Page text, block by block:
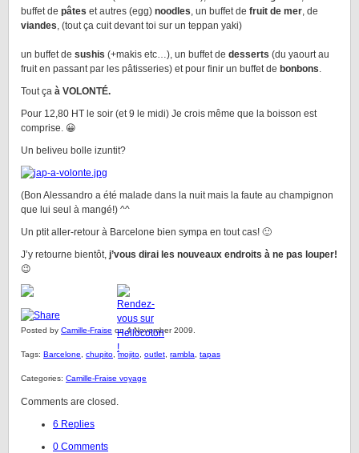
buffet de pâtes et autres (egg) noodles, un buffet de fruit de mer, de
viandes, (tout ça cuit devant toi sur un teppan yaki)
un buffet de sushis (+makis etc…), un buffet de desserts (du yaourt au
fruit en passant par les pâtisseries) et pour finir un buffet de bonbons.
Tout ça à VOLONTÉ.
Pour 12,80 HT le soir (et 9 le midi) Je crois même que la boisson est
comprise. 😀
Un beliveu bolle izuntit?
(Bon Alessandro a été malade dans la nuit mais la faute au champignon
que lui seul à mangé!) ^^
Un ptit aller-retour à Barcelone bien sympa en tout cas! 🙂
J’y retourne bientôt, j’vous dirai les nouveaux endroits à ne pas louper!
😉
Posted by Camille-Fraise on 4 November 2009.
Tags: Barcelone chupito ,mojito outlet rambla tapas
Categories: Camille-Fraise voyage
Comments are closed.
6 Replies
0 Comments